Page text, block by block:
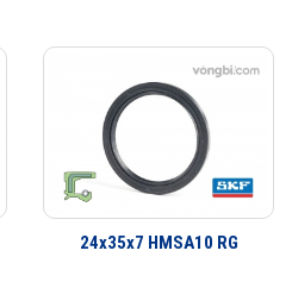
Phớt chặn dầu SKF
trong việc che chắn bảo vệ vòng bi.
các loại phớt tiếp xúc với bề mặt cố
24x35x7 HMSA10 RG